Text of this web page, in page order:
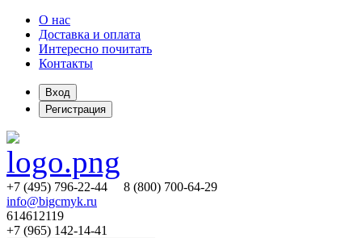
О нас
Доставка и оплата
Интересно почитать
Контакты
Вход
Регистрация
+7 (495) 796-22-44 8 (800) 700-64-29
info@bigcmyk.ru
614612119
+7 (965) 142-14-41